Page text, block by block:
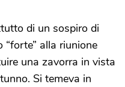
di un sospiro di
alla riunione
una zavorra in vista
Si temeva in